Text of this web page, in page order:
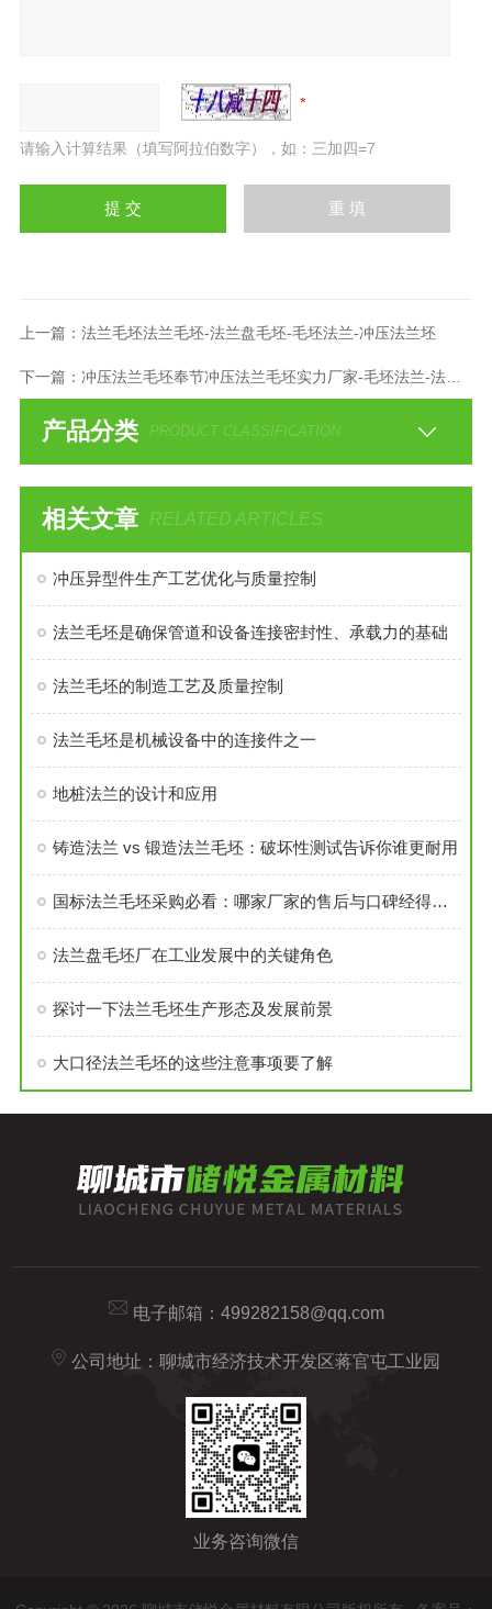
请输入计算结果（填写阿拉伯数字），如：三加四=7
上一篇： 法兰毛坯法兰毛坯-法兰盘毛坯-毛坯法兰-冲压法兰坯
下一篇： 冲压法兰毛坯奉节冲压法兰毛坯实力厂家-毛坯法兰-法兰盘
产品分类 PRODUCT CLASSIFICATION
相关文章 RELATED ARTICLES
冲压异型件生产工艺优化与质量控制
法兰毛坯是确保管道和设备连接密封性、承载力的基础
法兰毛坯的制造工艺及质量控制
法兰毛坯是机械设备中的连接件之一
地桩法兰的设计和应用
铸造法兰 vs 锻造法兰毛坯：破坏性测试告诉你谁更耐用
国标法兰毛坯采购必看：哪家厂家的售后与口碑经得起考验？
法兰盘毛坯厂在工业发展中的关键角色
探讨一下法兰毛坯生产形态及发展前景
大口径法兰毛坯的这些注意事项要了解
电子邮箱： 499282158@qq.com
公司地址：聊城市经济技术开发区蒋官屯工业园
业务咨询微信